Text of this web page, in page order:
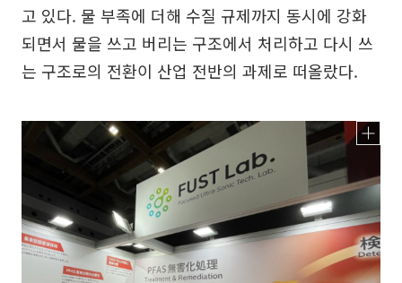
고 있다. 물 부족에 더해 수질 규제까지 동시에 강화
되면서 물을 쓰고 버리는 구조에서 처리하고 다시 쓰
는 구조로의 전환이 산업 전반의 과제로 떠올랐다.